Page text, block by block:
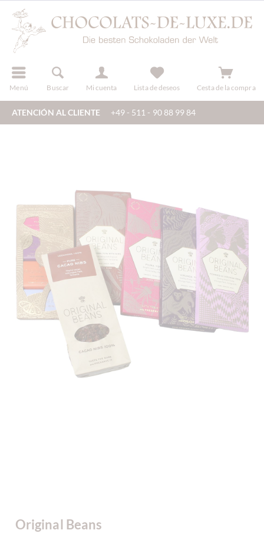
Menú Buscar Mi cuenta
registro Lista de deseos Cesta de la compra
ATENCIÓN AL CLIENTE +49 - 511 - 90 88 99 84
Original Beans